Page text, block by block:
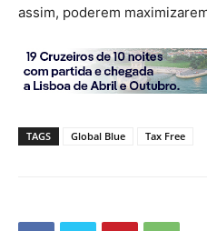
assim, poderem
TAGS Global Blue Tax Free